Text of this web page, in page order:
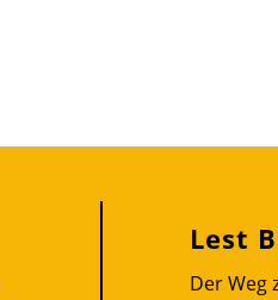
Lest
Der Weg